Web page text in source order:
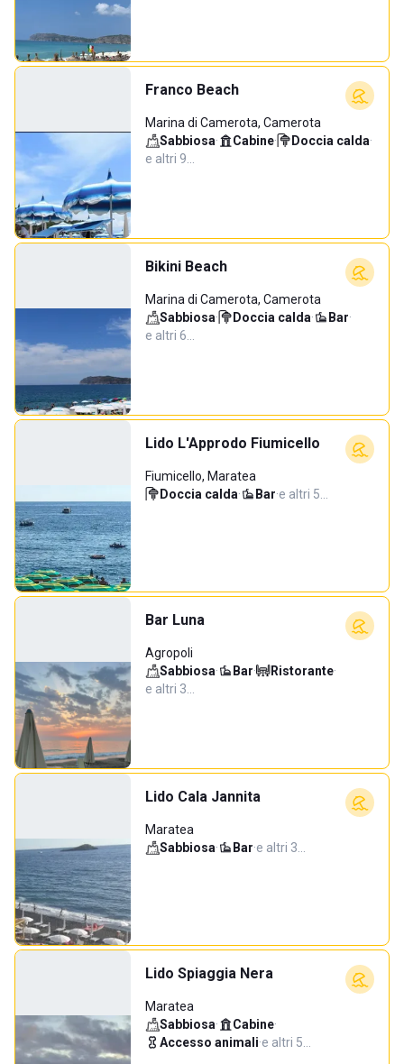
Franco Beach
Marina di Camerota, Camerota
Sabbiosa· Cabine· Doccia calda·
e altri 9…
Bikini Beach
Marina di Camerota, Camerota
Sabbiosa· Doccia calda· Bar·
e altri 6…
Lido L'Approdo Fiumicello
Fiumicello, Maratea
Doccia calda· Bar·e altri 5…
Bar Luna
Agropoli
Sabbiosa· Bar· Ristorante·
e altri 3…
Lido Cala Jannita
Maratea
Sabbiosa· Bar·e altri 3…
Lido Spiaggia Nera
Maratea
Sabbiosa· Cabine·
Accesso animali·e altri 5…